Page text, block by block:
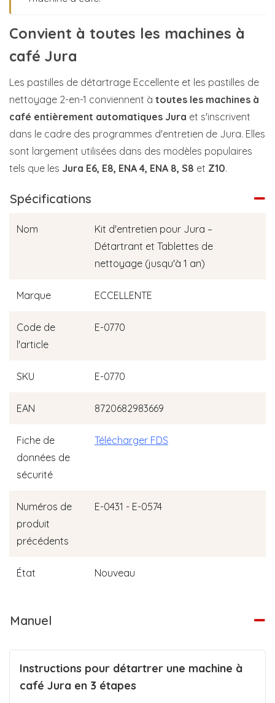
Convient à toutes les machines à
café Jura
Les pastilles de détartrage Eccellente et les pastilles de
nettoyage 2-en-1 conviennent à toutes les machines à
café entièrement automatiques Jura et s'inscrivent
dans le cadre des programmes d'entretien de Jura. Elles
sont largement utilisées dans des modèles populaires
tels que les Jura E6, E8, ENA 4, ENA 8, S8 et Z10.
Spécifications
Nom
Kit d'entretien pour Jura –
Détartrant et Tablettes de
nettoyage (jusqu'à 1 an)
Marque ECCELLENTE
Code de
l'article
E-0770
SKU E-0770
EAN 8720682983669
Fiche de
données de
sécurité
Télécharger FDS
Numéros de
produit
précédents
E-0431 - E-0574
État Nouveau
Manuel
Instructions pour détartrer une machine à
café Jura en 3 étapes